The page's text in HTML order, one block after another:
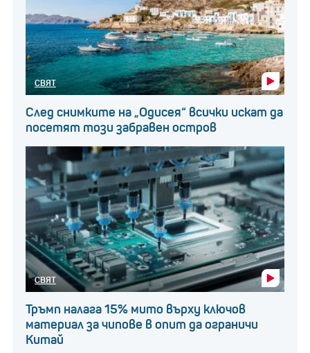
СВЯТ
След снимките на „Одисея“ всички искат да
посетят този забравен остров
СВЯТ
Тръмп налага 15% мито върху ключов
материал за чипове в опит да ограничи
Китай